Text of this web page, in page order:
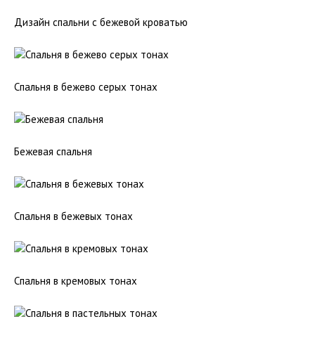
Дизайн спальни с бежевой кроватью
Спальня в бежево серых тонах
Бежевая спальня
Спальня в бежевых тонах
Спальня в кремовых тонах